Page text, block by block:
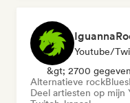
Youtube/
&gt; 2700
Alternatieve rockBlues
Deel artiesten op mijn